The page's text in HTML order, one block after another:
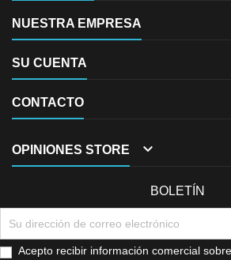
NUESTRA EMPRESA
SU CUENTA
CONTACTO
OPINIONES STORE 
BOLETÍN
Acepto recibir información comercial